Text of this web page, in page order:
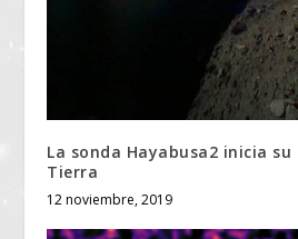
La sonda Hayabusa2 inicia su
Tierra
12 noviembre, 2019